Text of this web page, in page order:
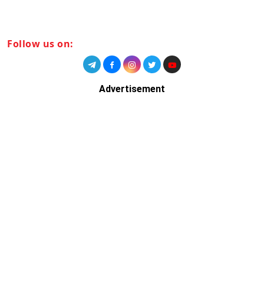
Follow us on:
Advertisement